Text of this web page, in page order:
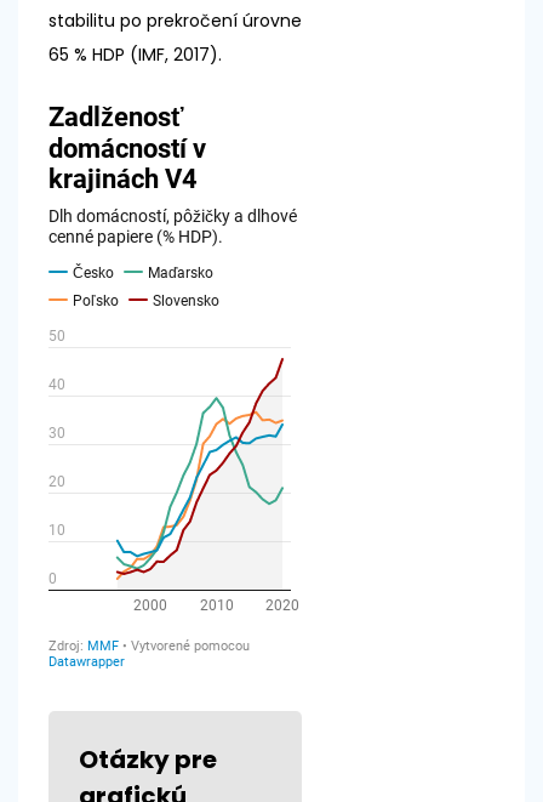
stabilitu po prekročení úrovne
65 % HDP (IMF, 2017).
Otázky pre